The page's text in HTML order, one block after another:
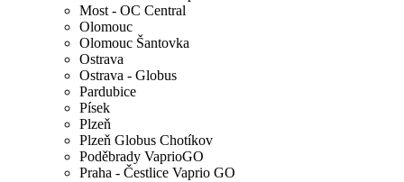
Most - OC Central
Olomouc
Olomouc Šantovka
Ostrava
Ostrava - Globus
Pardubice
Písek
Plzeň
Plzeň Globus Chotíkov
Poděbrady VaprioGO
Praha - Čestlice Vaprio GO